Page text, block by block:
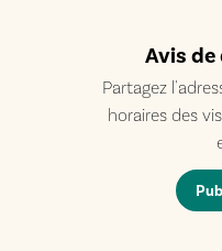
Avis de
Partagez
horaires des